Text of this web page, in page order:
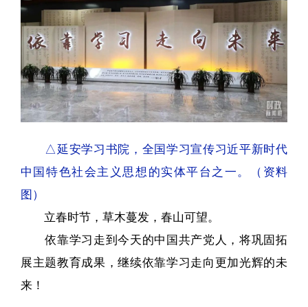
△延安学习书院，全国学习宣传习近平新时代
中国特色社会主义思想的实体平台之一。（资料
图）
立春时节，草木蔓发，春山可望。
依靠学习走到今天的中国共产党人，将巩固拓
展主题教育成果，继续依靠学习走向更加光辉的未
来！